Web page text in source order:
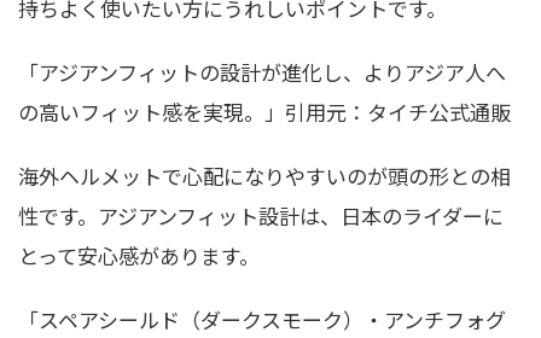
持ちよく使いたい方にうれしいポイントです。
「アジアンフィットの設計が進化し、よりアジア人へ
の高いフィット感を実現。」引用元：タイチ公式通販
海外ヘルメットで心配になりやすいのが頭の形との相
性です。アジアンフィット設計は、日本のライダーに
とって安心感があります。
「スペアシールド（ダークスモーク）・アンチフォグ